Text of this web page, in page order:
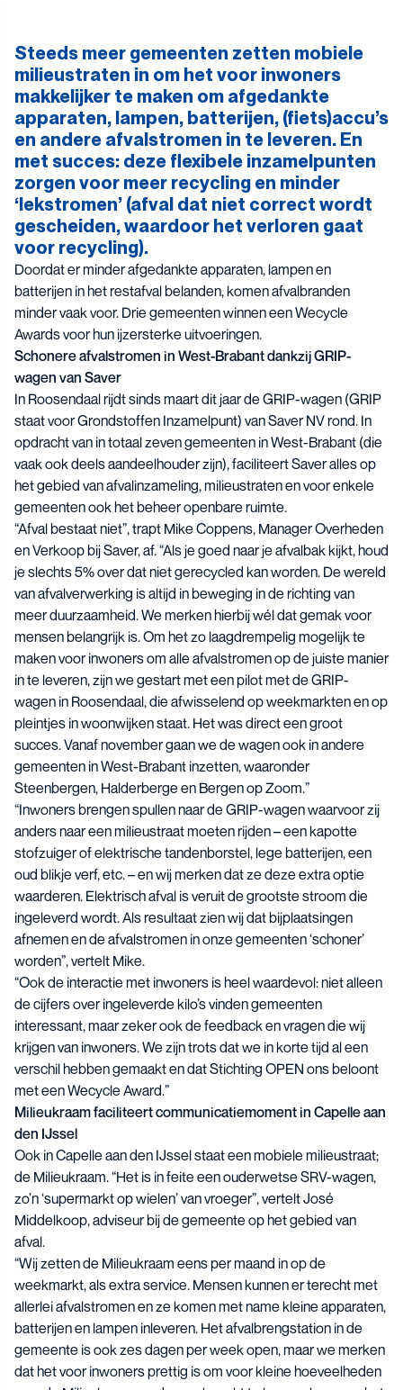
Steeds meer gemeenten zetten mobiele
milieustraten in om het voor inwoners
makkelijker te maken om afgedankte
apparaten, lampen, batterijen, (fiets)accu’s
en andere afvalstromen in te leveren. En
met succes: deze flexibele inzamelpunten
zorgen voor meer recycling en minder
‘lekstromen’ (afval dat niet correct wordt
gescheiden, waardoor het verloren gaat
voor recycling).
Doordat er minder afgedankte apparaten, lampen en
batterijen in het restafval belanden, komen afvalbranden
minder vaak voor. Drie gemeenten winnen een Wecycle
Awards voor hun ijzersterke uitvoeringen.
Schonere afvalstromen in West-Brabant dankzij GRIP-
wagen van Saver
In Roosendaal rijdt sinds maart dit jaar de GRIP-wagen (GRIP
staat voor Grondstoffen Inzamelpunt) van Saver NV rond. In
opdracht van in totaal zeven gemeenten in West-Brabant (die
vaak ook deels aandeelhouder zijn), faciliteert Saver alles op
het gebied van afvalinzameling, milieustraten en voor enkele
gemeenten ook het beheer openbare ruimte.
“Afval bestaat niet”, trapt Mike Coppens, Manager Overheden
en Verkoop bij Saver, af. “Als je goed naar je afvalbak kijkt, houd
je slechts 5% over dat niet gerecycled kan worden. De wereld
van afvalverwerking is altijd in beweging in de richting van
meer duurzaamheid. We merken hierbij wél dat gemak voor
mensen belangrijk is. Om het zo laagdrempelig mogelijk te
maken voor inwoners om alle afvalstromen op de juiste manier
in te leveren, zijn we gestart met een pilot met de GRIP-
wagen in Roosendaal, die afwisselend op weekmarkten en op
pleintjes in woonwijken staat. Het was direct een groot
succes. Vanaf november gaan we de wagen ook in andere
gemeenten in West-Brabant inzetten, waaronder
Steenbergen, Halderberge en Bergen op Zoom.”
“Inwoners brengen spullen naar de GRIP-wagen waarvoor zij
anders naar een milieustraat moeten rijden – een kapotte
stofzuiger of elektrische tandenborstel, lege batterijen, een
oud blikje verf, etc. – en wij merken dat ze deze extra optie
waarderen. Elektrisch afval is veruit de grootste stroom die
ingeleverd wordt. Als resultaat zien wij dat bijplaatsingen
afnemen en de afvalstromen in onze gemeenten ‘schoner’
worden”, vertelt Mike.
“Ook de interactie met inwoners is heel waardevol: niet alleen
de cijfers over ingeleverde kilo’s vinden gemeenten
interessant, maar zeker ook de feedback en vragen die wij
krijgen van inwoners. We zijn trots dat we in korte tijd al een
verschil hebben gemaakt en dat Stichting OPEN ons beloont
met een Wecycle Award.”
Milieukraam faciliteert communicatiemoment in Capelle aan
den IJssel
Ook in Capelle aan den IJssel staat een mobiele milieustraat;
de Milieukraam. “Het is in feite een ouderwetse SRV-wagen,
zo’n ‘supermarkt op wielen’ van vroeger”, vertelt José
Middelkoop, adviseur bij de gemeente op het gebied van
afval.
“Wij zetten de Milieukraam eens per maand in op de
weekmarkt, als extra service. Mensen kunnen er terecht met
allerlei afvalstromen en ze komen met name kleine apparaten,
batterijen en lampen inleveren. Het afvalbrengstation in de
gemeente is ook zes dagen per week open, maar we merken
dat het voor inwoners prettig is om voor kleine hoeveelheden